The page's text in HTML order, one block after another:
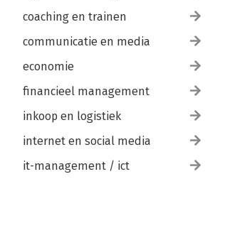
coaching en trainen
communicatie en media
economie
financieel management
inkoop en logistiek
internet en social media
it-management / ict